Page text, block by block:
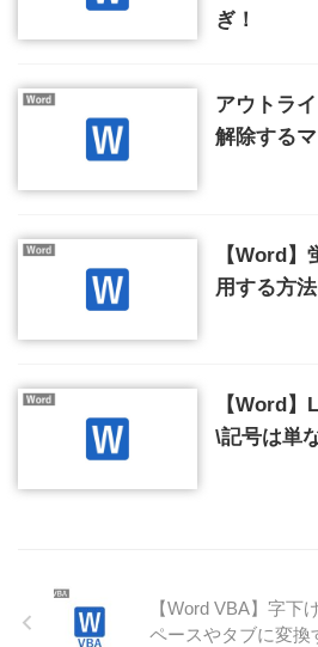
ぎ！
アウトラ
解除する
【Word
用する方法
【Word】
\記号は単
【Word VBA】字下
ペースやタブに変換